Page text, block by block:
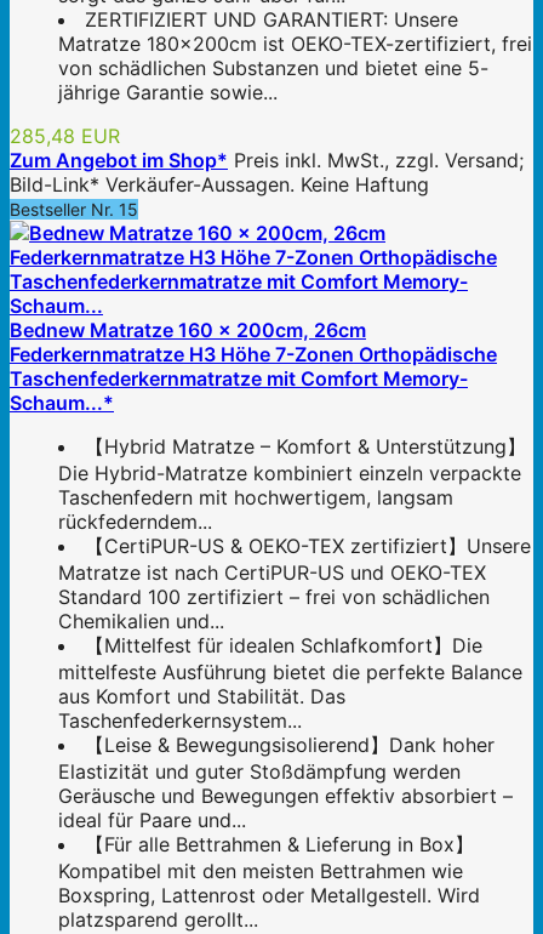
ZERTIFIZIERT UND GARANTIERT: Unsere
Matratze 180x200cm ist OEKO-TEX-zertifiziert, frei
von schädlichen Substanzen und bietet eine 5-
jährige Garantie sowie...
285,48 EUR
Zum Angebot im Shop* Preis inkl. MwSt., zzgl. Versand;
Bild-Link* Verkäufer-Aussagen. Keine Haftung
Bestseller Nr. 15
Bednew Matratze 160 x 200cm, 26cm
Federkernmatratze H3 Höhe 7-Zonen Orthopädische
Taschenfederkernmatratze mit Comfort Memory-
Schaum...*
【Hybrid Matratze – Komfort & Unterstützung】
Die Hybrid-Matratze kombiniert einzeln verpackte
Taschenfedern mit hochwertigem, langsam
rückfederndem...
【CertiPUR-US & OEKO-TEX zertifiziert】Unsere
Matratze ist nach CertiPUR-US und OEKO-TEX
Standard 100 zertifiziert – frei von schädlichen
Chemikalien und...
【Mittelfest für idealen Schlafkomfort】Die
mittelfeste Ausführung bietet die perfekte Balance
aus Komfort und Stabilität. Das
Taschenfederkernsystem...
【Leise & Bewegungsisolierend】Dank hoher
Elastizität und guter Stoßdämpfung werden
Geräusche und Bewegungen effektiv absorbiert –
ideal für Paare und...
【Für alle Bettrahmen & Lieferung in Box】
Kompatibel mit den meisten Bettrahmen wie
Boxspring, Lattenrost oder Metallgestell. Wird
platzsparend gerollt...